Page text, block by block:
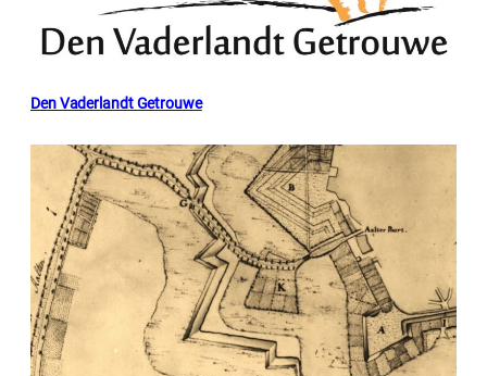
Den Vaderlandt Getrouwe